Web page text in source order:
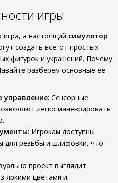
игры
а настоящий симулятор
создать всё: от простых
фигурок и украшений. Почему
разберём основные её
управление: Сенсорные
легко маневрировать
: Игрокам доступны
для резьбы и шлифовки, что
проект выглядит
яркими цветами и